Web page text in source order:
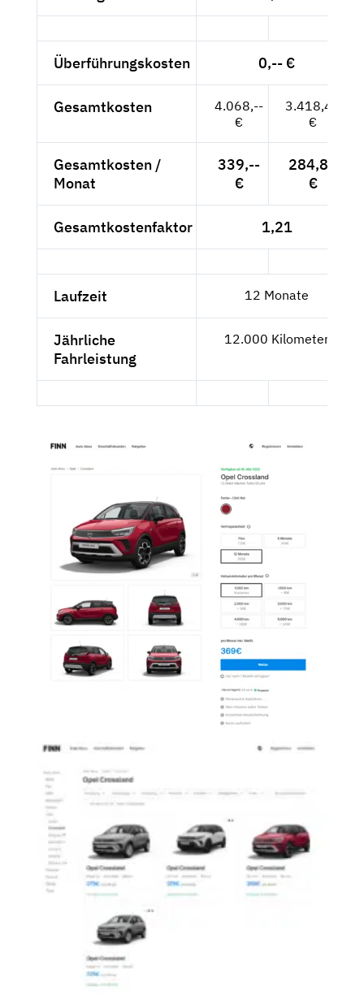
Überführungskosten 0,-- €
Gesamtkosten
4.068,--
€
3.418,49
€
Gesamtkosten /
Monat
339,--
€
284,87
€
Gesamtkostenfaktor 1,21
Laufzeit 12 Monate
Jährliche
Fahrleistung
12.000 Kilometer